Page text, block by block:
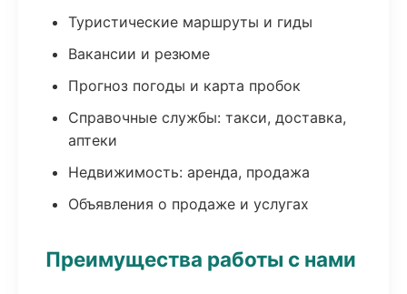
Туристические маршруты и гиды
Вакансии и резюме
Прогноз погоды и карта пробок
Справочные службы: такси, доставка,
аптеки
Недвижимость: аренда, продажа
Объявления о продаже и услугах
Преимущества работы с нами